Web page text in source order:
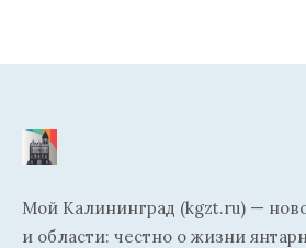
Мой Калининград (kgzt.ru) —
и области: честно о жизни